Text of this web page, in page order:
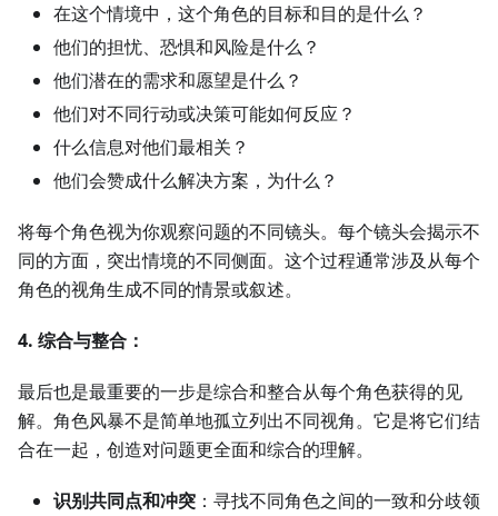
在这个情境中，这个角色的目标和目的是什么？
他们的担忧、恐惧和风险是什么？
他们潜在的需求和愿望是什么？
他们对不同行动或决策可能如何反应？
什么信息对他们最相关？
他们会赞成什么解决方案，为什么？
将每个角色视为你观察问题的不同镜头。每个镜头会揭示不
同的方面，突出情境的不同侧面。这个过程通常涉及从每个
角色的视角生成不同的情景或叙述。
4. 综合与整合：
最后也是最重要的一步是综合和整合从每个角色获得的见
解。角色风暴不是简单地孤立列出不同视角。它是将它们结
合在一起，创造对问题更全面和综合的理解。
识别共同点和冲突 ：寻找不同角色之间的一致和分歧领